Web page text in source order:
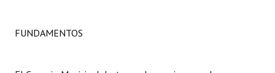
FUNDAMENTOS